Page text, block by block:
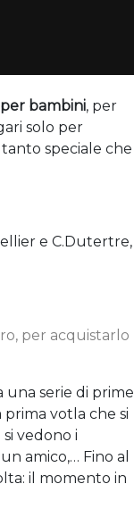
per bambini, per
solo per
speciale che
e C.Dutertre,
per acquistarlo
una serie di prime
votla che si
vedono i
amico,… Fino al
il momento in